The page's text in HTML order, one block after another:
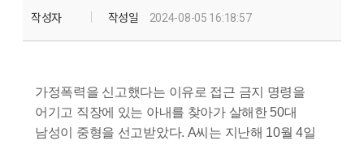
작성자 작성일 2024-08-05 16:18:57
가정폭력을 신고했다는 이유로 접근 금지 명령을
어기고 직장에 있는 아내를 찾아가 살해한 50대
남성이 중형을 선고받았다. A씨는 지난해 10월 4일